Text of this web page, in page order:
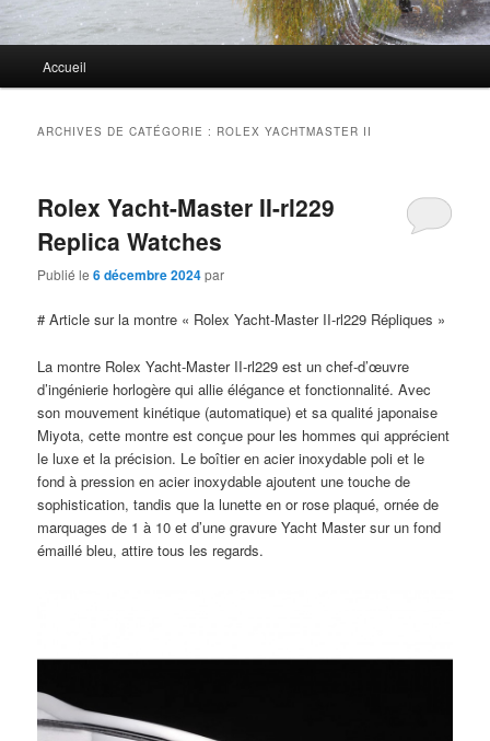
principal
Accueil
ARCHIVES DE CATÉGORIE : ROLEX YACHTMASTER II
Rolex Yacht-Master II-rl229
Replica Watches
Publié le6 décembre 2024par
# Article sur la montre « Rolex Yacht-Master II-rl229 Répliques »
La montre Rolex Yacht-Master II-rl229 est un chef-d’œuvre
d’ingénierie horlogère qui allie élégance et fonctionnalité. Avec
son mouvement kinétique (automatique) et sa qualité japonaise
Miyota, cette montre est conçue pour les hommes qui apprécient
le luxe et la précision. Le boîtier en acier inoxydable poli et le
fond à pression en acier inoxydable ajoutent une touche de
sophistication, tandis que la lunette en or rose plaqué, ornée de
marquages de 1 à 10 et d’une gravure Yacht Master sur un fond
émaillé bleu, attire tous les regards.